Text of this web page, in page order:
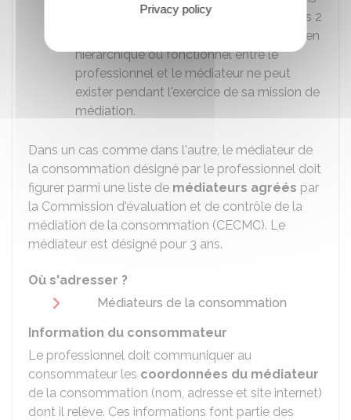
de consommateurs agréés et d'au moins 2
représentants du professionnel. Aucun lien
hiérarchique ou fonctionnel entre le
professionnel et le médiateur ne peut
exister pendant l'exercice de sa mission de
médiation.
Dans un cas comme dans l'autre, le médiateur de
la consommation désigné par le professionnel doit
figurer parmi une liste de médiateurs agréés par
la Commission d'évaluation et de contrôle de la
médiation de la consommation (CECMC). Le
médiateur est désigné pour 3 ans.
Où s'adresser ?
Médiateurs de la consommation
Information du consommateur
Le professionnel doit communiquer au
consommateur les coordonnées du médiateur
de la consommation (nom, adresse et site internet)
dont il relève. Ces informations font partie des
Privacy policy